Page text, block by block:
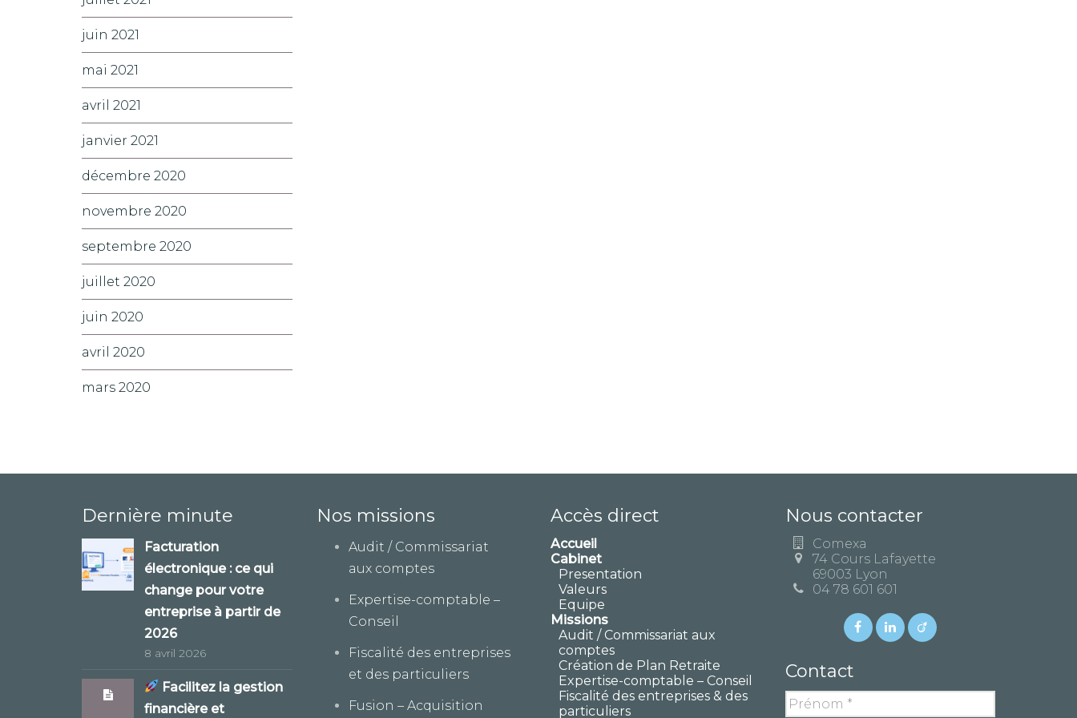
juin 2021
mai 2021
avril 2021
janvier 2021
décembre 2020
novembre 2020
septembre 2020
juillet 2020
juin 2020
avril 2020
mars 2020
Dernière minute
Facturation
électronique : ce qui
change pour votre
entreprise à partir de
2026
8 avril 2026
Facilitez la gestion
financière et
Nos missions
Audit / Commissariat
aux comptes
Expertise-comptable –
Conseil
Fiscalité des entreprises
et des particuliers
Fusion – Acquisition
Accès direct
Accueil
Cabinet
Presentation
Valeurs
Equipe
Missions
Audit / Commissariat aux
comptes
Création de Plan Retraite
Expertise-comptable – Conseil
Fiscalité des entreprises & des
particuliers
Nous contacter
Comexa
74 Cours Lafayette
69003 Lyon
04 78 601 601
Contact